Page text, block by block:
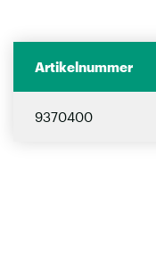
Artikelnummer
9370400